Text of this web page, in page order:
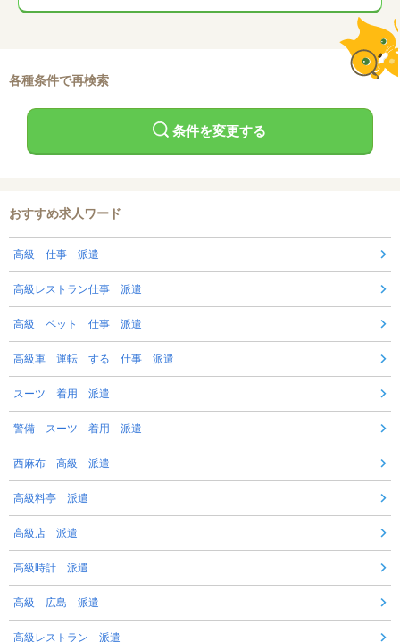
各種条件で再検索
条件を変更する
おすすめ求人ワード
高級 仕事 派遣
高級レストラン仕事 派遣
高級 ペット 仕事 派遣
高級車 運転 する 仕事 派遣
スーツ 着用 派遣
警備 スーツ 着用 派遣
西麻布 高級 派遣
高級料亭 派遣
高級店 派遣
高級時計 派遣
高級 広島 派遣
高級レストラン 派遣